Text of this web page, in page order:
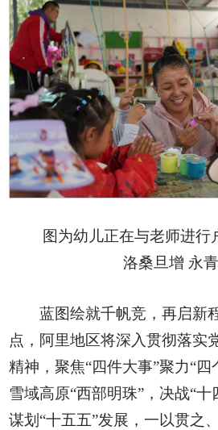
图为幼儿正在与老师进行
洛桑旦增 永
蓝图绘就千帆竞，再启新
点，阿里地区将深入贯彻落实
精神，聚焦“四件大事”聚力“
雪域高原“西部明珠”，决战“
谋划“十五五”发展，一以贯之